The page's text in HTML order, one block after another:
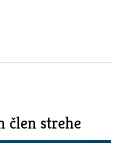
člen strehe